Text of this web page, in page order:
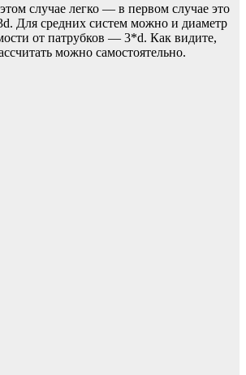
случае легко — в первом случае это
Для средних систем можно и диаметр
от патрубков — 3*d. Как видите,
можно самостоятельно.